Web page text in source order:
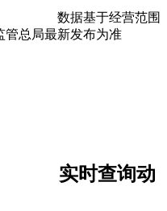
数据基于经营范围
管总局最新发布为准
实时查询动